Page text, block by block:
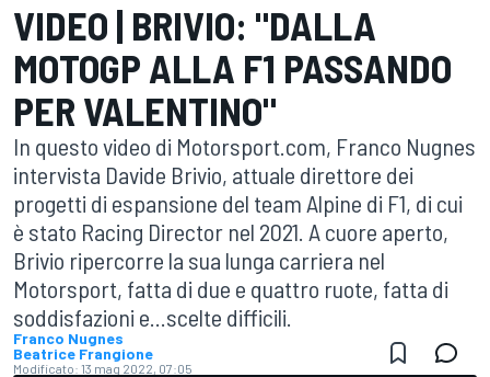
VIDEO | BRIVIO: "DALLA
MOTOGP ALLA F1 PASSANDO
PER VALENTINO"
In questo video di Motorsport.com, Franco Nugnes
intervista Davide Brivio, attuale direttore dei
progetti di espansione del team Alpine di F1, di cui
è stato Racing Director nel 2021. A cuore aperto,
Brivio ripercorre la sua lunga carriera nel
Motorsport, fatta di due e quattro ruote, fatta di
soddisfazioni e...scelte difficili.
Franco Nugnes
Beatrice Frangione
Modificato: 13 mag 2022, 07:05